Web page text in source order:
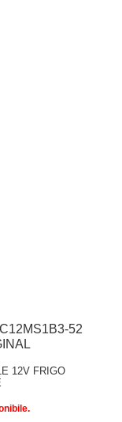
52
12V FRIGO